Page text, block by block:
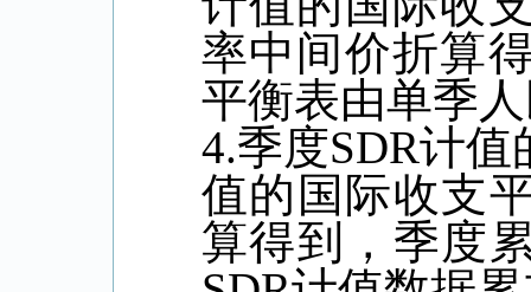
率中间价折算
平衡表由单季
4.季度SDR计值
值的国际收支
算得到，季度